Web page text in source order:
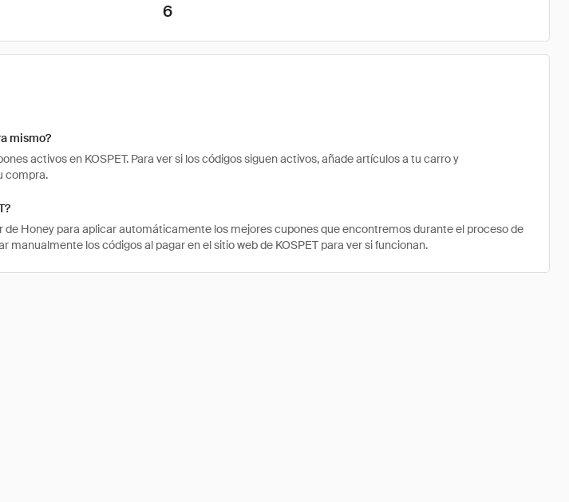
6
mismo?
activos en KOSPET. Para ver si los códigos siguen activos, añade artículos a tu carro y
compra.
de Honey para aplicar automáticamente los mejores cupones que encontremos durante el proceso de
manualmente los códigos al pagar en el sitio web de KOSPET para ver si funcionan.